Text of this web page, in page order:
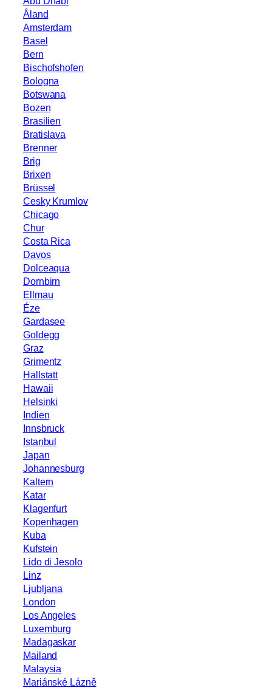
Åland
Amsterdam
Basel
Bern
Bischofshofen
Bologna
Botswana
Bozen
Brasilien
Bratislava
Brenner
Brig
Brixen
Brüssel
Cesky Krumlov
Chicago
Chur
Costa Rica
Davos
Dolceaqua
Dornbirn
Ellmau
Éze
Gardasee
Goldegg
Graz
Grimentz
Hallstatt
Hawaii
Helsinki
Indien
Innsbruck
Istanbul
Japan
Johannesburg
Kaltern
Katar
Klagenfurt
Kopenhagen
Kuba
Kufstein
Lido di Jesolo
Linz
Ljubljana
London
Los Angeles
Luxemburg
Madagaskar
Mailand
Malaysia
Mariánské Lázně